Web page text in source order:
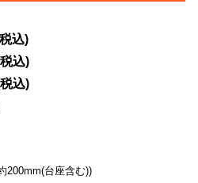
込)
込)
込)
200mm(台座含む))